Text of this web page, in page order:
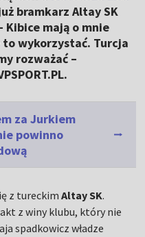
bramkarz Altay SK
Kibice mają o mnie
wykorzystać. Turcja
rozważać –
za Jurkiem
powinno
z tureckimAltay SK.
z winy klubu, który nie
spadkowicz władze